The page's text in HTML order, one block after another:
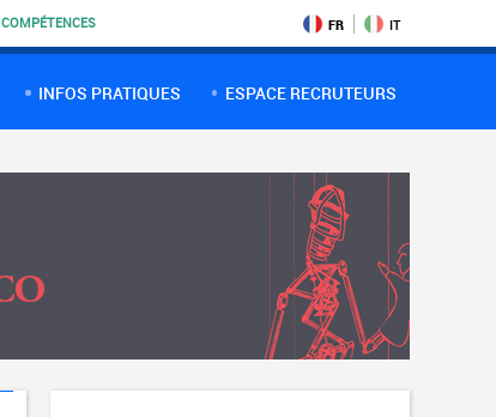
COMPÉTENCES FR IT
INFOS PRATIQUES ESPACE RECRUTEURS